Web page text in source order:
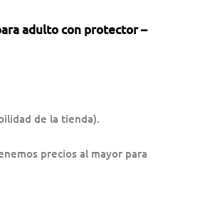
adulto con protector –
de la tienda).
precios al mayor para